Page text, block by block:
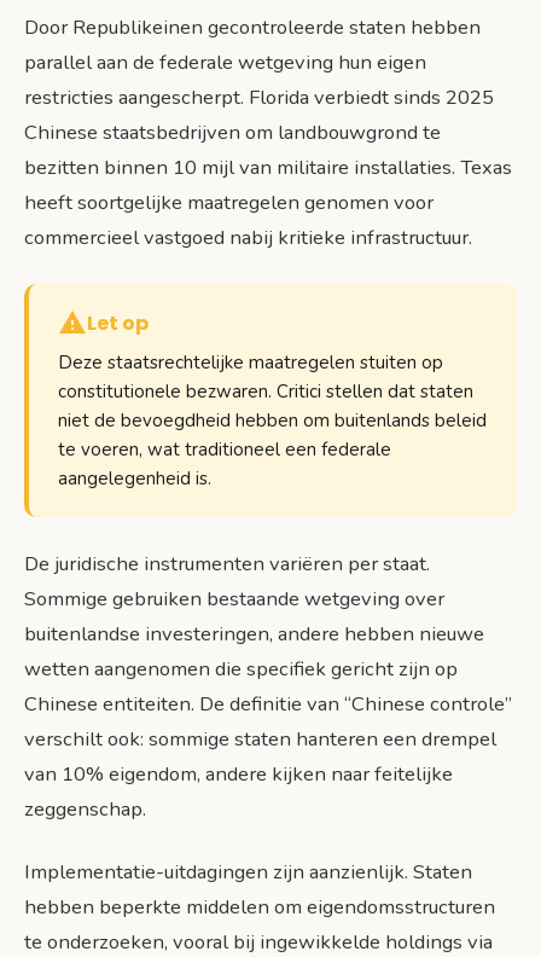
Door Republikeinen gecontroleerde staten hebben
parallel aan de federale wetgeving hun eigen
restricties aangescherpt. Florida verbiedt sinds 2025
Chinese staatsbedrijven om landbouwgrond te
bezitten binnen 10 mijl van militaire installaties. Texas
heeft soortgelijke maatregelen genomen voor
commercieel vastgoed nabij kritieke infrastructuur.
Let op
Deze staatsrechtelijke maatregelen stuiten op
constitutionele bezwaren. Critici stellen dat staten
niet de bevoegdheid hebben om buitenlands beleid
te voeren, wat traditioneel een federale
aangelegenheid is.
De juridische instrumenten variëren per staat.
Sommige gebruiken bestaande wetgeving over
buitenlandse investeringen, andere hebben nieuwe
wetten aangenomen die specifiek gericht zijn op
Chinese entiteiten. De definitie van “Chinese controle”
verschilt ook: sommige staten hanteren een drempel
van 10% eigendom, andere kijken naar feitelijke
zeggenschap.
Implementatie-uitdagingen zijn aanzienlijk. Staten
hebben beperkte middelen om eigendomsstructuren
te onderzoeken, vooral bij ingewikkelde holdings via